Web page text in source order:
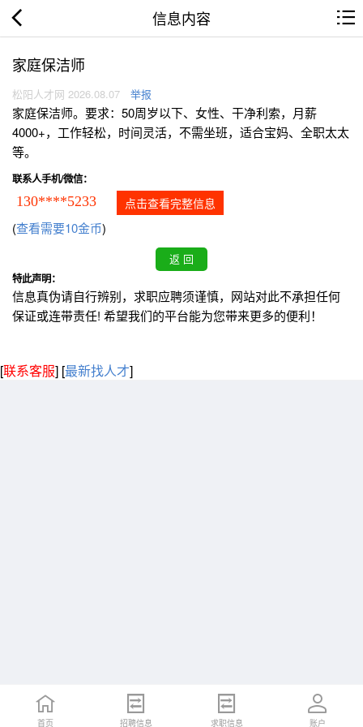
信息内容
家庭保洁师
松阳人才网 2026.08.07 举报
家庭保洁师。要求：50周岁以下、女性、干净利索，月薪
4000+，工作轻松，时间灵活，不需坐班，适合宝妈、全职太太
等。
联系人手机/微信：
130****5233 点击查看完整信息
(查看需要10金币)
特此声明：
信息真伪请自行辨别，求职应聘须谨慎，网站对此不承担任何
保证或连带责任! 希望我们的平台能为您带来更多的便利！
[联系客服] [最新找人才]
首页 招聘信息 求职信息 账户